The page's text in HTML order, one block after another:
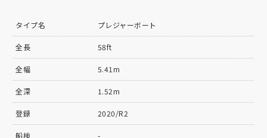
タイプ名 プレジャーボート
全長 58ft
全幅 5.41m
全深 1.52m
登録 2020/R2
船検 -